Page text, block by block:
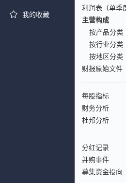
我的收藏
利润表（单季
主营构成
按产品分类
按行业分类
按地区分类
财报原始文件
每股指标
财务分析
杜邦分析
分红记录
并购事件
募集资金投向